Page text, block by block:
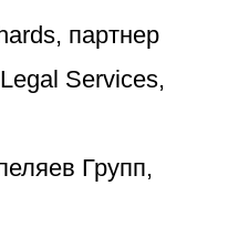
партнер
Services,
Групп,